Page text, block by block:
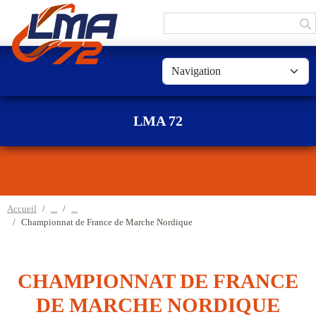
LMA 72
Accueil
Championnat de France de Marche Nordique
CHAMPIONNAT DE FRANCE
DE MARCHE NORDIQUE
Panneau de gestion des cookies